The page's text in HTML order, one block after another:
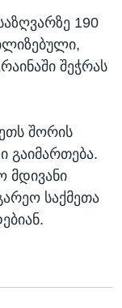
190
შეჭრას
შორის
გაიმართება.
მდივანი
საქმეთა